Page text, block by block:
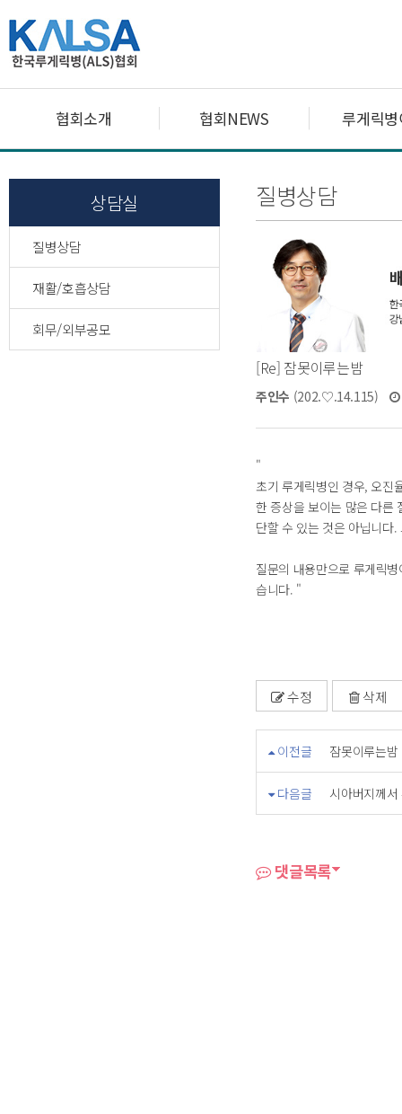
협회소개 협회NEWS 루게릭
상담실
질병상담
재활/호흡상담
회무/외부공모
질병상담
[Re] 잠못이루는밤
주인수 (202.♡.14.115)
"
초기 루게릭병인 경우, 오진
한 증상을 보이는 많은 다른
단할 수 있는 것은 아닙니다
질문의 내용만으로 루게릭
습니다. "
수정 삭제
이전글 잠못이루는밤
다음글 시아버지께
댓글목록